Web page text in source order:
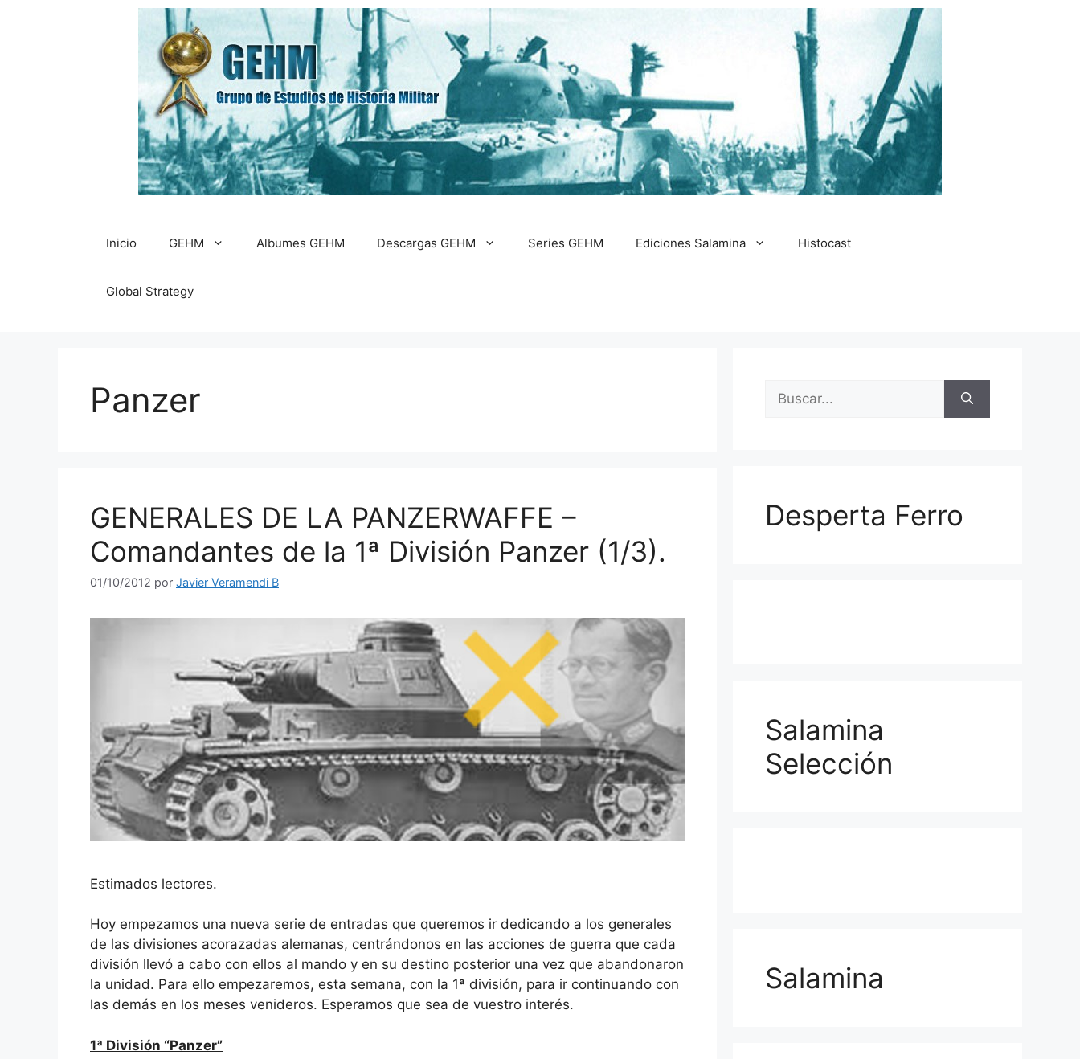
Inicio GEHM Albumes GEHM Descargas GEHM Series GEHM Ediciones Salamina Histocast
Global Strategy
Panzer
GENERALES DE LA PANZERWAFFE –
Comandantes de la 1ª División Panzer (1/3).
01/10/2012 por Javier Veramendi B
Estimados lectores.
Hoy empezamos una nueva serie de entradas que queremos ir dedicando a los generales
de las divisiones acorazadas alemanas, centrándonos en las acciones de guerra que cada
división llevó a cabo con ellos al mando y en su destino posterior una vez que abandonaron
la unidad. Para ello empezaremos, esta semana, con la 1ª división, para ir continuando con
las demás en los meses venideros. Esperamos que sea de vuestro interés.
1ª División “Panzer”
Buscar:
Desperta Ferro
Salamina
Selección
Salamina